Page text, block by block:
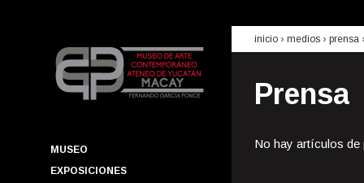
MUSEO
EXPOSICIONES
inicio › medios › prensa
Prensa
No hay artículos de